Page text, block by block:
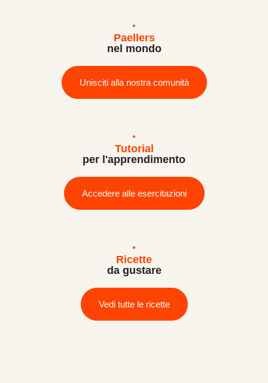
Paellers
nel mondo
Unisciti alla nostra comunità
Tutorial
per l'apprendimento
Accedere alle esercitazioni
Ricette
da gustare
Vedi tutte le ricette